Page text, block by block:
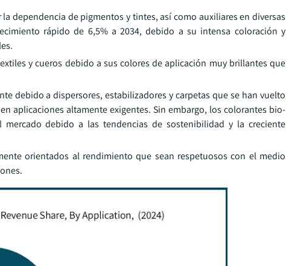
dependencia de pigmentos y tintes, así como auxiliares en diversas
rápido de 6,5% a 2034, debido a su intensa coloración y
y cueros debido a sus colores de aplicación muy brillantes que
debido a dispersores, estabilizadores y carpetas que se han vuelto
aplicaciones altamente exigentes. Sin embargo, los colorantes bio-
debido a las tendencias de sostenibilidad y la creciente
orientados al rendimiento que sean respetuosos con el medio